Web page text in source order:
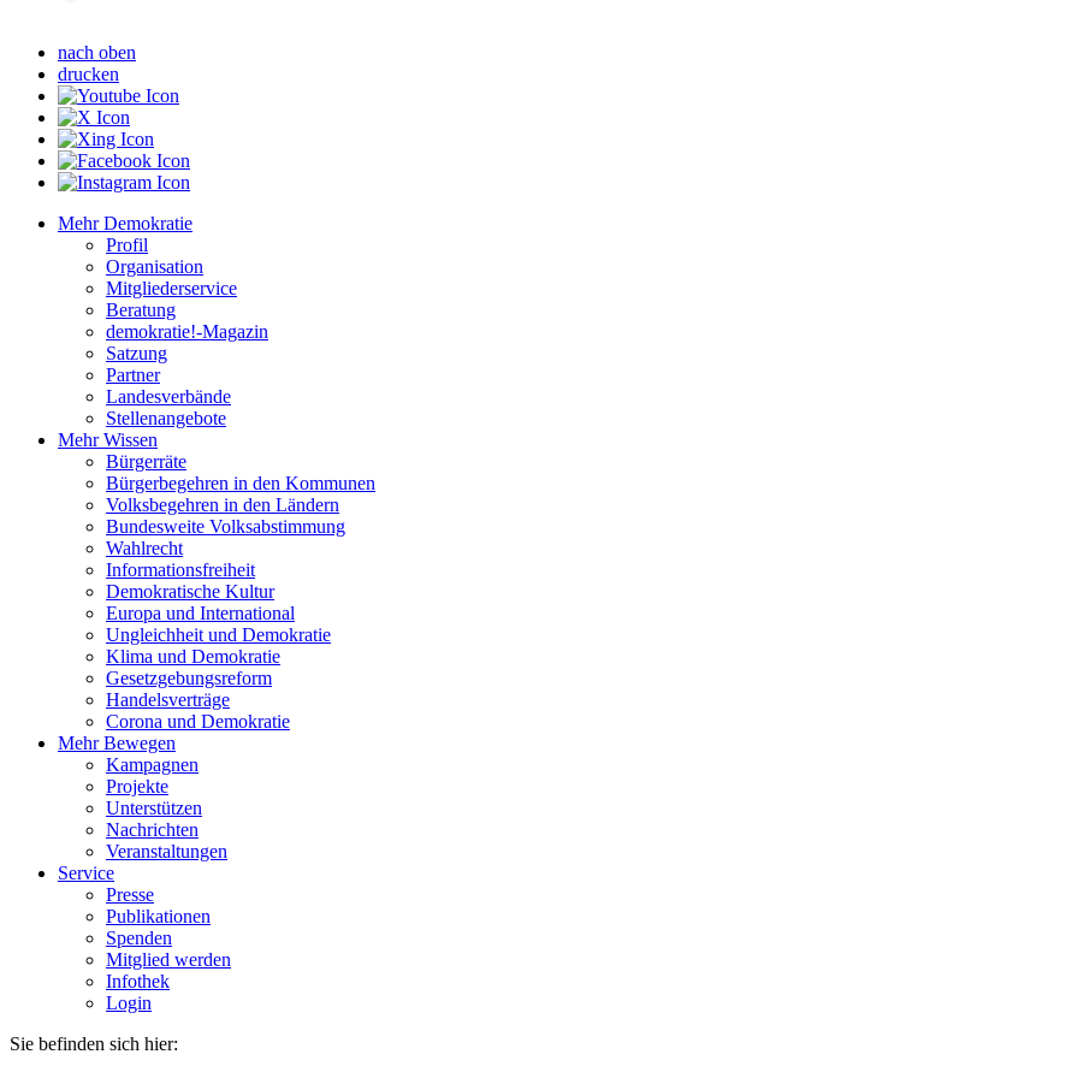
nach oben
drucken
Mehr Demokratie
Profil
Organisation
Mitgliederservice
Beratung
demokratie!-Magazin
Satzung
Partner
Landesverbände
Stellenangebote
Mehr Wissen
Bürgerräte
Bürgerbegehren in den Kommunen
Volksbegehren in den Ländern
Bundesweite Volksabstimmung
Wahlrecht
Informationsfreiheit
Demokratische Kultur
Europa und International
Ungleichheit und Demokratie
Klima und Demokratie
Gesetzgebungsreform
Handelsverträge
Corona und Demokratie
Mehr Bewegen
Kampagnen
Projekte
Unterstützen
Nachrichten
Veranstaltungen
Service
Presse
Publikationen
Spenden
Mitglied werden
Infothek
Login
Sie befinden sich hier: